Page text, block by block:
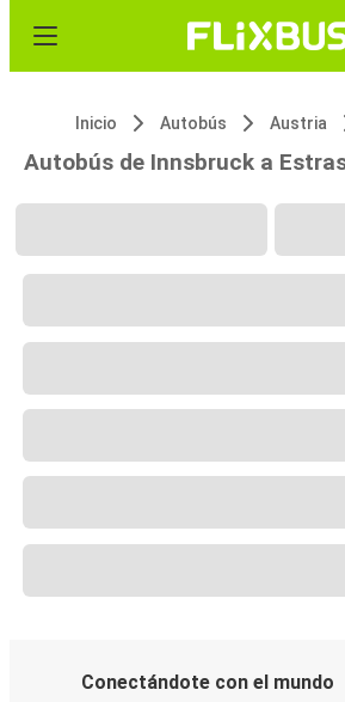
Inicio Autobús Austria
Autobús de Innsbruck a
Conectándote con el mundo